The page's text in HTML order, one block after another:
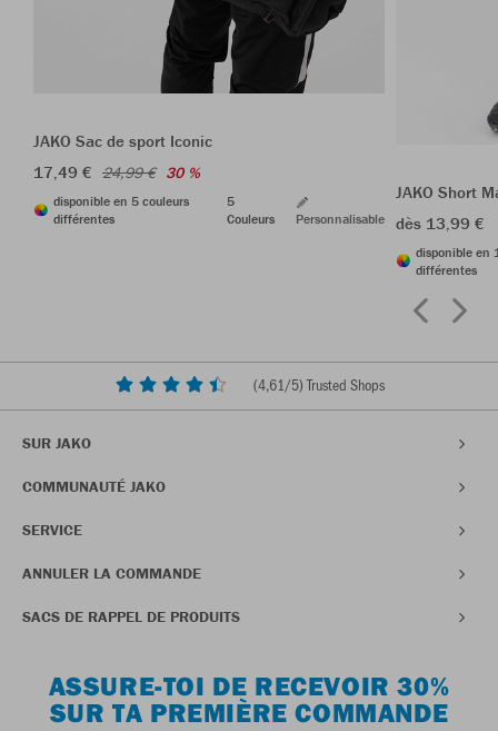
JAKO Sac de sport Iconic
17,49 € 24,99 € 30 %
disponible en 5 couleurs
différentes
5
Couleurs
Personnalisable
JAKO Short
dès 13,99 €
disponible en
différentes
(4,61/5) Trusted Shops
SUR JAKO
COMMUNAUTÉ JAKO
SERVICE
ANNULER LA COMMANDE
SACS DE RAPPEL DE PRODUITS
ASSURE-TOI DE RECEVOIR 30%
SUR TA PREMIÈRE COMMANDE